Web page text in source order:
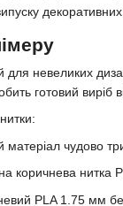
декоративних
невеликих
готовий виріб
матеріал чудово
коричнева нитка
PLA 1.75 мм